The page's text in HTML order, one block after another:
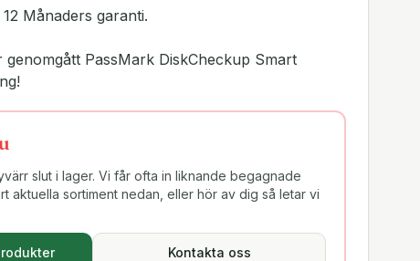
Månaders garanti.
genomgått PassMark DiskCheckup Smart
slut i lager. Vi får ofta in liknande begagnade
aktuella sortiment nedan, eller hör av dig så letar vi
Kontakta oss